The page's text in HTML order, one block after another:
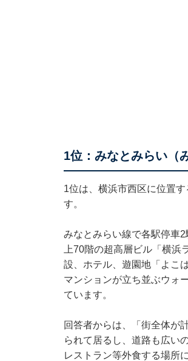
1位：みなとみらい（
1位は、横浜市西区に位置
す。
みなとみらい線で各駅停車
上70階の超高層ビル「横
設、ホテル、遊園地「よこ
マンションが立ち並ぶウォ
ています。
回答者からは、「街全体が
られて居るし、道路も広い
レストラン等外食する場所